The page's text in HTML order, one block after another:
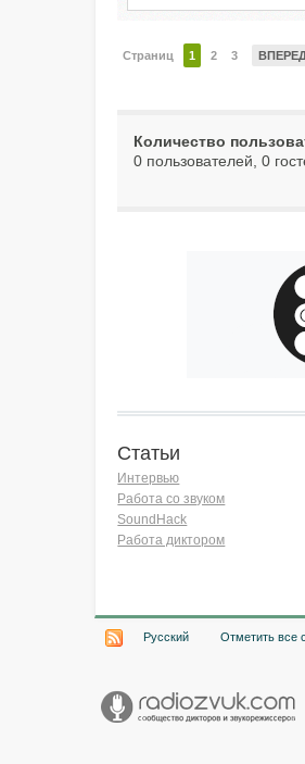
Страниц 1 2 3
Количество
0 пользователей, 0
Статьи
Интервью
Работа со звуком
SoundHack
Работа диктором
Русский Отметить все